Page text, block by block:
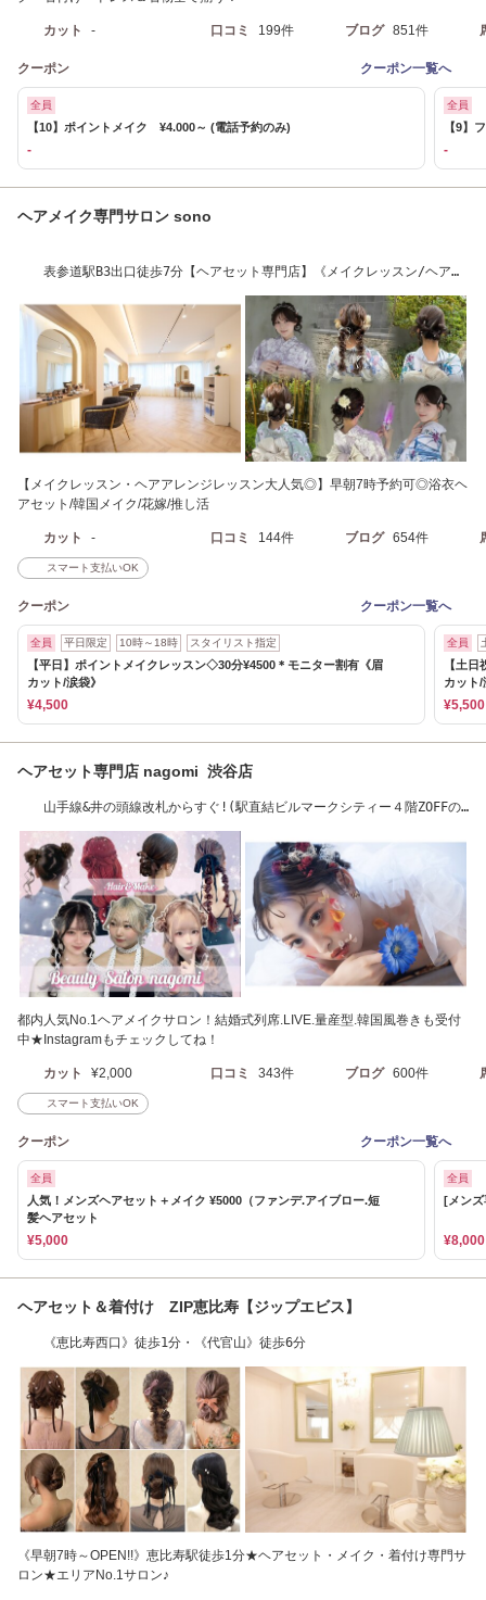
カット - 口コミ 199件 ブログ 851件
クーポン クーポン一覧へ
全員
【10】ポイントメイク ¥4.000～ (電話予約のみ)
-
全員
【9】
-
ヘアメイク専門サロン sono
表参道駅B3出口徒歩7分【ヘアセット専門店】《メイクレッスン/ヘアア
【メイクレッスン・ヘアアレンジレッスン大人気◎】早朝7時予約可◎浴衣ヘ
アセット/韓国メイク/花嫁/推し活
カット - 口コミ 144件 ブログ 654件
スマート支払いOK
クーポン クーポン一覧へ
全員 平日限定 10時～18時 スタイリスト指定
【平日】ポイントメイクレッスン◇30分¥4500＊モニター割有《眉
カット/涙袋》
¥4,500
全員
【土
カット/
¥5,500
ヘアセット専門店 nagomi 渋谷店
山手線&井の頭線改札からすぐ!(駅直結ビルマークシティー４階ZOFFの
都内人気No.1ヘアメイクサロン！結婚式列席.LIVE.量産型.韓国風巻きも受付
中★Instagramもチェックしてね！
カット ¥2,000 口コミ 343件 ブログ 600件
スマート支払いOK
クーポン クーポン一覧へ
全員
人気！メンズヘアセット＋メイク ¥5000（ファンデ.アイブロー.短
髪ヘアセット
¥5,000
全員
[メン
¥8,000
ヘアセット＆着付け ZIP恵比寿【ジップエビス】
《恵比寿西口》徒歩1分・《代官山》徒歩6分
《早朝7時～OPEN!!》恵比寿駅徒歩1分★ヘアセット・メイク・着付け専門サ
ロン★エリアNo.1サロン♪